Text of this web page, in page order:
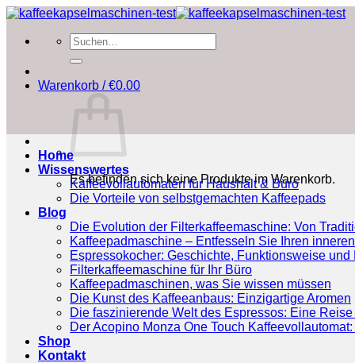
Zum
springen
Suchen
nach:
Warenkorb /€0.00
Es befinden sich keine Produkte im Warenkorb.
Home
Wissenswertes
Kaffeevollautomaten für Haushalt & Büro
Die Vorteile von selbstgemachten Kaffeepads
Blog
Die Evolution der Filterkaffeemaschine: Von
Kaffeepadmaschine – Entfesseln Sie Ihren
Espressokocher: Geschichte, Funktionsweise
Filterkaffeemaschine für Ihr Büro
Kaffeepadmaschinen, was Sie wissen müssen
Die Kunst des Kaffeeanbaus: Einzigartige Aromen
Die faszinierende Welt des Espressos: Eine
Der Acopino Monza One Touch
Shop
Kontakt